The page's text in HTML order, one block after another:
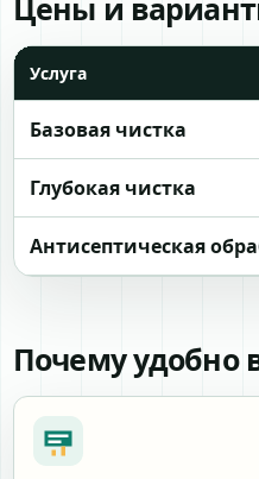
Цены и
Услуга
Базовая чистка
Глубокая чистка
Антисептическая
Почему удобно